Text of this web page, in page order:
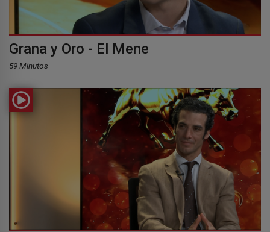
Grana y Oro - El Mene
59 Minutos